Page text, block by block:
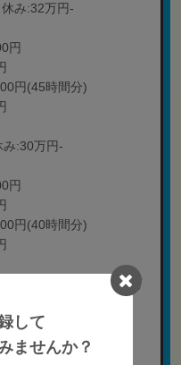
休み:32万円-
円
円(45時間分)
み:30万円-
円
円(40時間分)
み(土曜日・日曜日):28万
円
して
ませんか？